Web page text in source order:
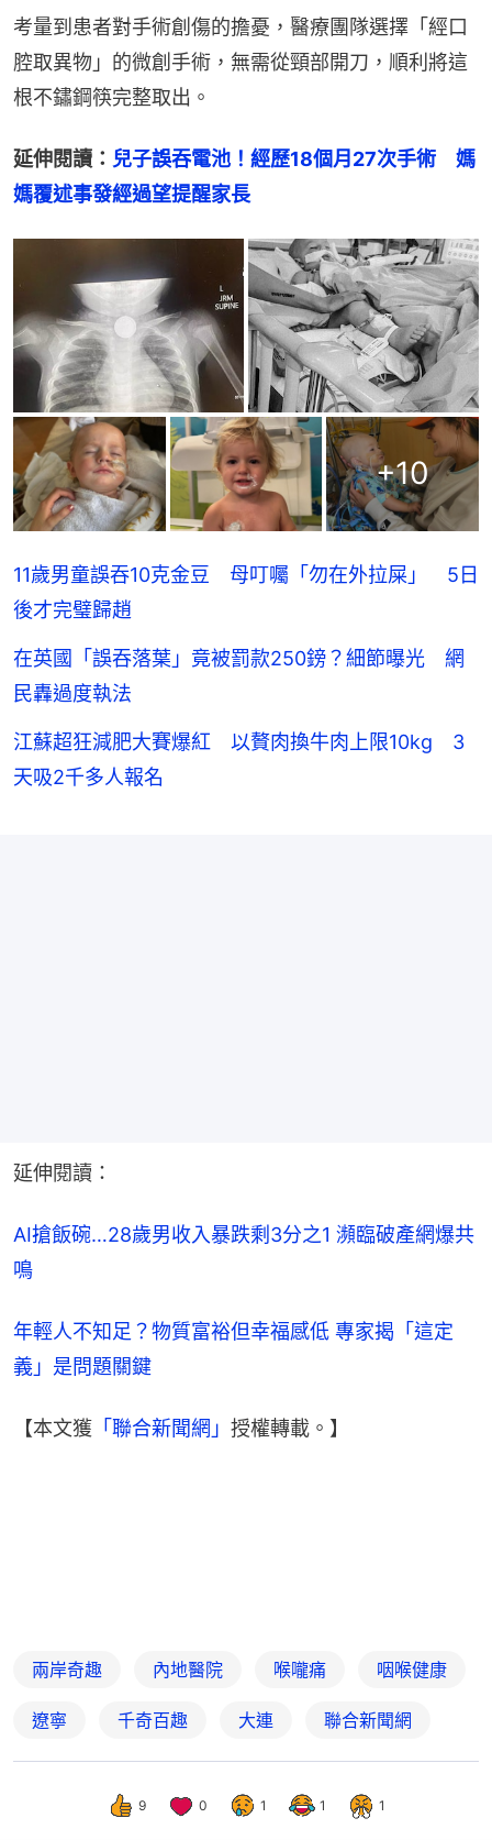
考量到患者對手術創傷的擔憂，醫療團隊選擇「經口
腔取異物」的微創手術，無需從頸部開刀，順利將這
根不鏽鋼筷完整取出。
延伸閱讀： 兒子誤吞電池！經歷18個月27次手術　媽
媽覆述事發經過望提醒家長
+10
11歲男童誤吞10克金豆 母叮囑「勿在外拉屎」 5日
後才完璧歸趙
在英國「誤吞落葉」竟被罰款250鎊？細節曝光 網
民轟過度執法
江蘇超狂減肥大賽爆紅 以贅肉換牛肉上限10kg 3
天吸2千多人報名
延伸閱讀：
AI搶飯碗…28歲男收入暴跌剩3分之1 瀕臨破產網爆共
鳴
年輕人不知足？物質富裕但幸福感低 專家揭「這定
義」是問題關鍵
【本文獲 「聯合新聞網」 授權轉載。】
兩岸奇趣 內地醫院 喉嚨痛 咽喉健康
遼寧 千奇百趣 大連 聯合新聞網
9 0 1 1 1